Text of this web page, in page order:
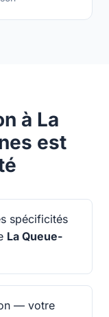
à La
est
spécificités
La Queue-
— votre